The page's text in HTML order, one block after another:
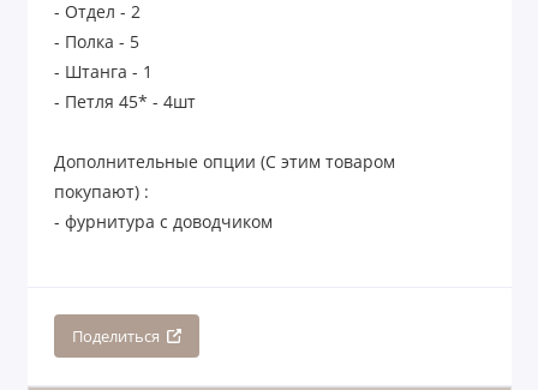
- Отдел - 2
- Полка - 5
- Штанга - 1
- Петля 45* - 4шт
Дополнительные опции (С этим товаром
покупают) :
- фурнитура с доводчиком
Поделиться